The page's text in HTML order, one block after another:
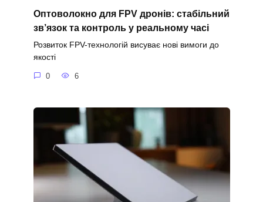
Оптоволокно для FPV дронів: стабільний
зв’язок та контроль у реальному часі
Розвиток FPV-технологій висуває нові вимоги до
якості
0 6